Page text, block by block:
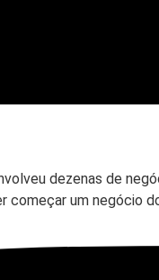
dezenas de
começar um negócio